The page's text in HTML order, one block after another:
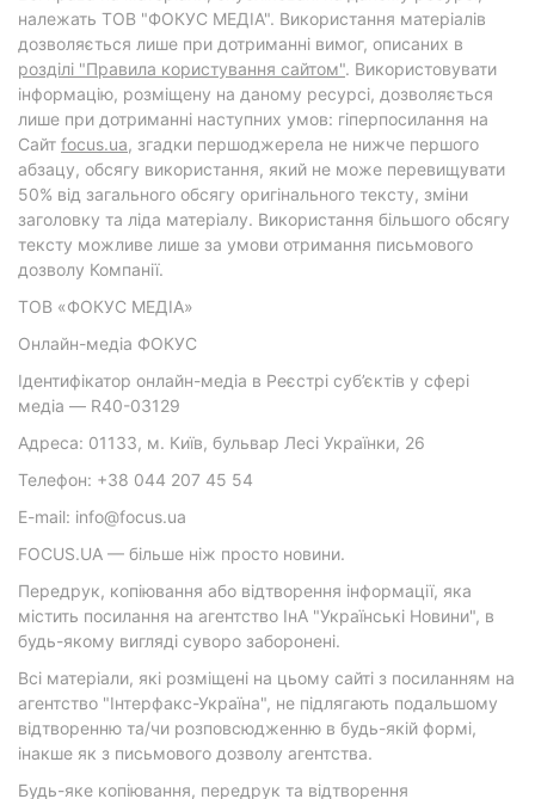
належать ТОВ "ФОКУС МЕДІА". Використання матеріалів
дозволяється лише при дотриманні вимог, описаних в
розділі "Правила користування сайтом". Використовувати
інформацію, розміщену на даному ресурсі, дозволяється
лише при дотриманні наступних умов: гіперпосилання на
Cайт focus.ua, згадки першоджерела не нижче першого
абзацу, обсягу використання, який не може перевищувати
50% від загального обсягу оригінального тексту, зміни
заголовку та ліда матеріалу. Використання більшого обсягу
тексту можливе лише за умови отримання письмового
дозволу Компанії.
ТОВ «ФОКУС МЕДІА»
Онлайн-медіа ФОКУС
Ідентифікатор онлайн-медіа в Реєстрі суб’єктів у сфері
медіа — R40-03129
Адреса: 01133, м. Київ, бульвар Лесі Українки, 26
Телефон: +38 044 207 45 54
E-mail: info@focus.ua
FOCUS.UA — більше ніж просто новини.
Передрук, копіювання або відтворення інформації, яка
містить посилання на агентство ІнА "Українські Новини", в
будь-якому вигляді суворо заборонені.
Всі матеріали, які розміщені на цьому сайті з посиланням на
агентство "Інтерфакс-Україна", не підлягають подальшому
відтворенню та/чи розповсюдженню в будь-якій формі,
інакше як з письмового дозволу агентства.
Будь-яке копіювання, передрук та відтворення